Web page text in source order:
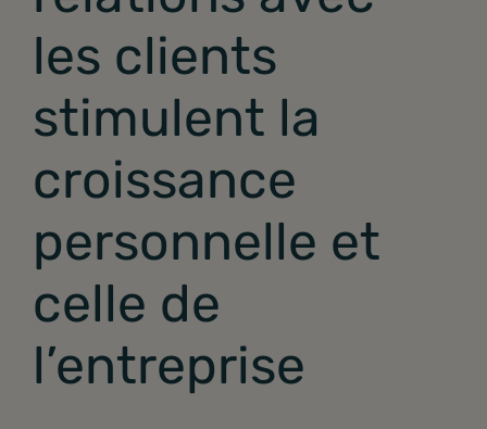
les clients
stimulent la
croissance
personnelle et
celle de
l’entreprise